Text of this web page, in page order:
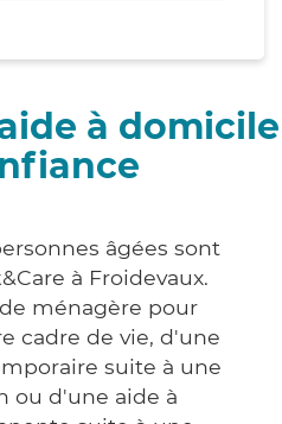
à domicile
âgées sont
à Froidevaux.
ménagère pour
cadre de vie, d'une
suite à une
ou d'une aide à